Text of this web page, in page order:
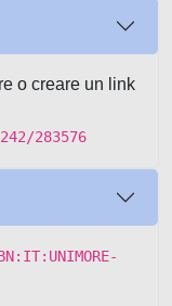
o creare un link
283576